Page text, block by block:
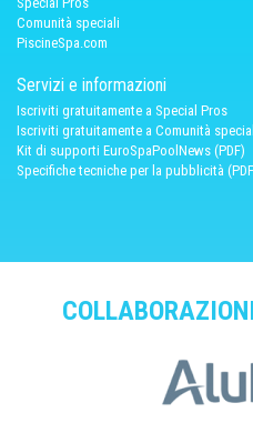
Comunità speciali
PiscineSpa.com
Servizi e informazioni
Iscriviti gratuitamente a Special Pros
Iscriviti gratuitamente a Comunità
Kit di supporti EuroSpaPoolNews (PDF)
Specifiche tecniche per la pubblicità